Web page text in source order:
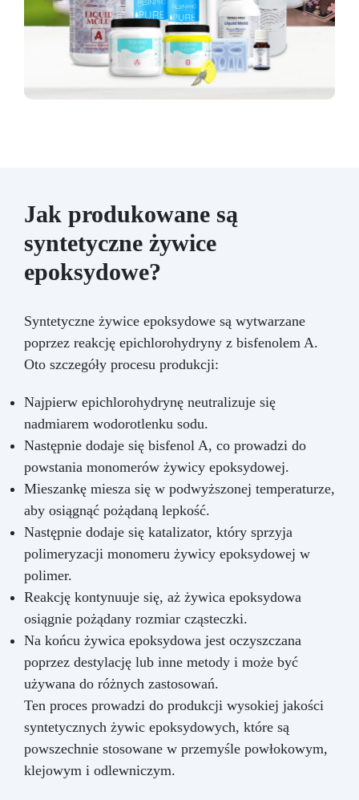
Jak produkowane są
syntetyczne żywice
epoksydowe?
Syntetyczne żywice epoksydowe są wytwarzane
poprzez reakcję epichlorohydryny z bisfenolem A.
Oto szczegóły procesu produkcji:
Najpierw epichlorohydrynę neutralizuje się
nadmiarem wodorotlenku sodu.
Następnie dodaje się bisfenol A, co prowadzi do
powstania monomerów żywicy epoksydowej.
Mieszankę miesza się w podwyższonej temperaturze,
aby osiągnąć pożądaną lepkość.
Następnie dodaje się katalizator, który sprzyja
polimeryzacji monomeru żywicy epoksydowej w
polimer.
Reakcję kontynuuje się, aż żywica epoksydowa
osiągnie pożądany rozmiar cząsteczki.
Na końcu żywica epoksydowa jest oczyszczana
poprzez destylację lub inne metody i może być
używana do różnych zastosowań.
Ten proces prowadzi do produkcji wysokiej jakości
syntetycznych żywic epoksydowych, które są
powszechnie stosowane w przemyśle powłokowym,
klejowym i odlewniczym.